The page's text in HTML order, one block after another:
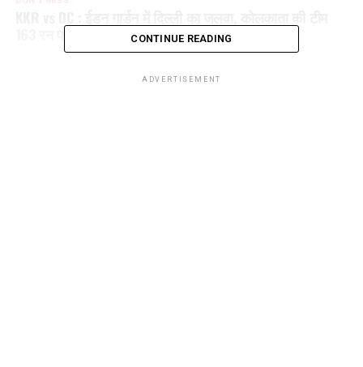
163 रन पर ऑलआउट
CONTINUE READING
ADVERTISEMENT